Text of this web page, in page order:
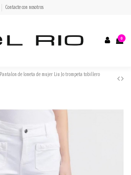
Contacte con nosotros
0
Pantalon de loneta de mujer Liu Jo trompeta tobillero